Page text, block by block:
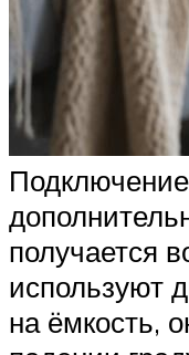
получается
используют
на ёмкость,